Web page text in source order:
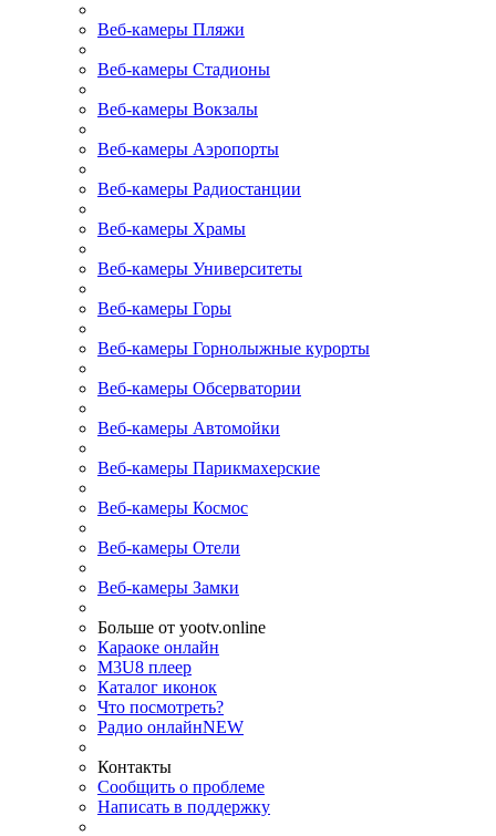
Веб-камеры Пляжи
Веб-камеры Стадионы
Веб-камеры Вокзалы
Веб-камеры Аэропорты
Веб-камеры Радиостанции
Веб-камеры Храмы
Веб-камеры Университеты
Веб-камеры Горы
Веб-камеры Горнолыжные курорты
Веб-камеры Обсерватории
Веб-камеры Автомойки
Веб-камеры Парикмахерские
Веб-камеры Космос
Веб-камеры Отели
Веб-камеры Замки
Больше от yootv.online
Караоке онлайн
M3U8 плеер
Каталог иконок
Что посмотреть?
Радио онлайнNEW
Контакты
Сообщить о проблеме
Написать в поддержку